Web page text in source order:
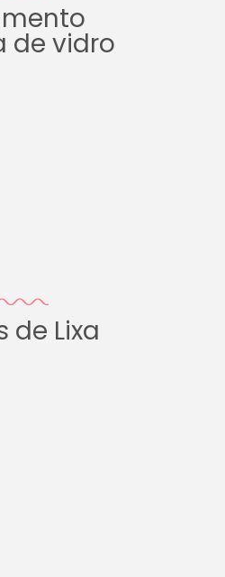
de vidro
de Lixa